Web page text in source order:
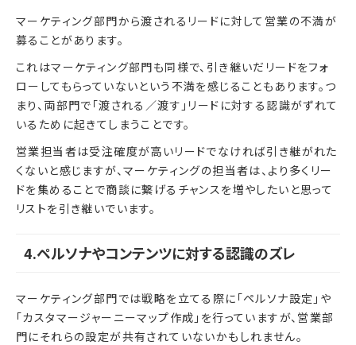
マーケティング部門から渡されるリードに対して営業の不満が
募ることがあります。
これはマーケティング部門も同様で、引き継いだリードをフォ
ローしてもらっていないという不満を感じることもあります。つ
まり、両部門で「渡される／渡す」リードに対する認識がずれて
いるために起きてしまうことです。
営業担当者は受注確度が高いリードでなければ引き継がれた
くないと感じますが、マーケティングの担当者は、より多くリー
ドを集めることで商談に繋げるチャンスを増やしたいと思って
リストを引き継いでいます。
4.ペルソナやコンテンツに対する認識のズレ
マーケティング部門では戦略を立てる際に「ペルソナ設定」や
「カスタマージャーニーマップ作成」を行っていますが、営業部
門にそれらの設定が共有されていないかもしれません。